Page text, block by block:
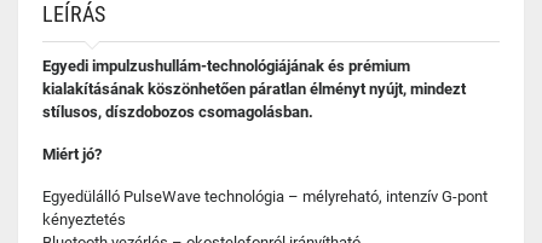
LEÍRÁS
Egyedi impulzushullám-technológiájának és prémium
kialakításának köszönhetően páratlan élményt nyújt, mindezt
stílusos, díszdobozos csomagolásban.
Miért jó?
Egyedülálló PulseWave technológia – mélyreható, intenzív G-pont
kényeztetés